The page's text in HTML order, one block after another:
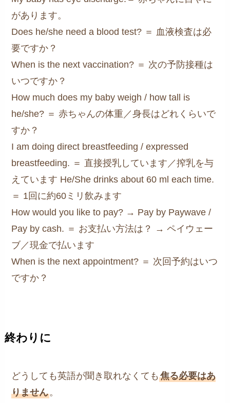
があります。
Does he/she need a blood test? ＝ 血液検査は必
要ですか？
When is the next vaccination? ＝ 次の予防接種は
いつですか？
How much does my baby weigh / how tall is
he/she? ＝ 赤ちゃんの体重／身長はどれくらいで
すか？
I am doing direct breastfeeding / expressed
breastfeeding. ＝ 直接授乳しています／搾乳を与
えています He/She drinks about 60 ml each time.
＝ 1回に約60ミリ飲みます
How would you like to pay? → Pay by Paywave /
Pay by cash. ＝ お支払い方法は？ → ペイウェー
ブ／現金で払います
When is the next appointment? ＝ 次回予約はいつ
ですか？
終わりに
どうしても英語が聞き取れなくても焦る必要はあ
りません。